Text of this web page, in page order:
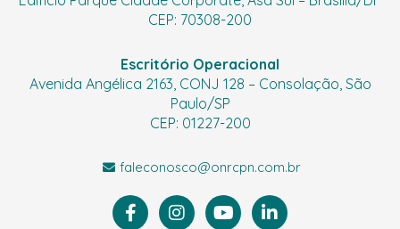
CEP: 70308-200
Escritório Operacional
Avenida Angélica 2163, CONJ 128 – Consolação, São
Paulo/SP
CEP: 01227-200
faleconosco@onrcpn.com.br
F
a
I
n
Y
o
L
i